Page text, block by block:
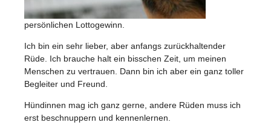
persönlichen Lottogewinn.
Ich bin ein sehr lieber, aber anfangs zurückhaltender
Rüde. Ich brauche halt ein bisschen Zeit, um meinen
Menschen zu vertrauen. Dann bin ich aber ein ganz toller
Begleiter und Freund.
Hündinnen mag ich ganz gerne, andere Rüden muss ich
erst beschnuppern und kennenlernen.